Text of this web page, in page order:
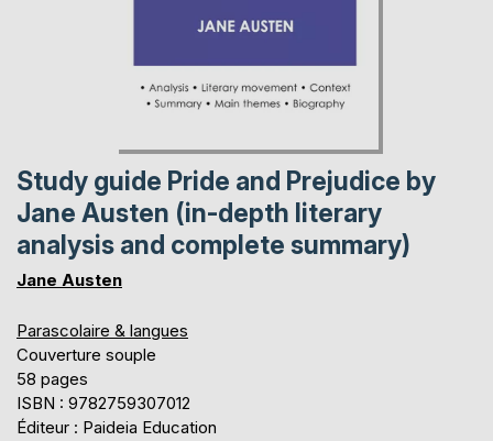
Study guide Pride and Prejudice by
Jane Austen (in-depth literary
analysis and complete summary)
Jane Austen
Parascolaire & langues
Couverture souple
58 pages
ISBN : 9782759307012
Éditeur : Paideia Education